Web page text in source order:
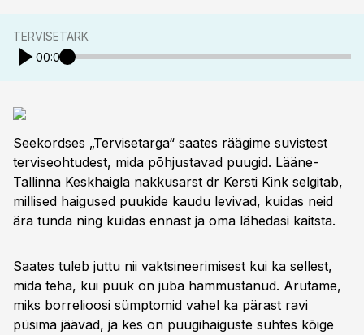
TERVISETARK
00:00
Seekordses „Tervisetarga“ saates räägime suvistest
terviseohtudest, mida põhjustavad puugid. Lääne-
Tallinna Keskhaigla nakkusarst dr Kersti Kink selgitab,
millised haigused puukide kaudu levivad, kuidas neid
ära tunda ning kuidas ennast ja oma lähedasi kaitsta.
Saates tuleb juttu nii vaktsineerimisest kui ka sellest,
mida teha, kui puuk on juba hammustanud. Arutame,
miks borrelioosi sümptomid vahel ka pärast ravi
püsima jäävad, ja kes on puugihaiguste suhtes kõige